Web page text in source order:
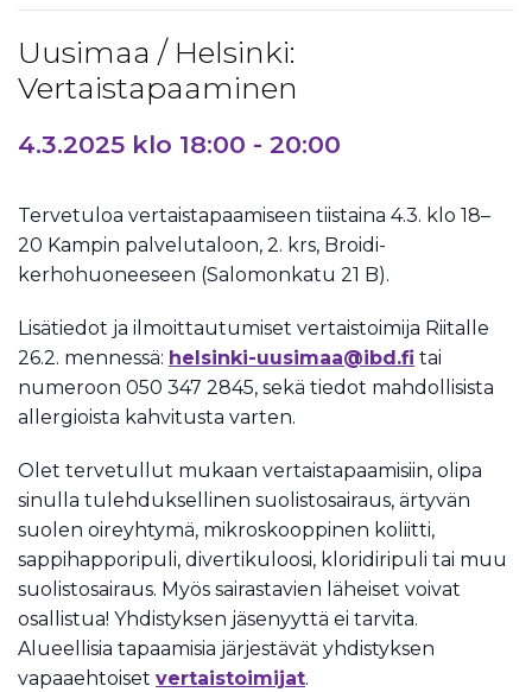
Uusimaa / Helsinki:
Vertaistapaaminen
4.3.2025 klo 18:00 - 20:00
Tervetuloa vertaistapaamiseen tiistaina 4.3. klo 18–
20 Kampin palvelutaloon, 2. krs, Broidi-
kerhohuoneeseen (Salomonkatu 21 B).
Lisätiedot ja ilmoittautumiset vertaistoimija Riitalle
26.2. mennessä: helsinki-uusimaa@ibd.fi tai
numeroon 050 347 2845, sekä tiedot mahdollisista
allergioista kahvitusta varten.
Olet tervetullut mukaan vertaistapaamisiin, olipa
sinulla tulehduksellinen suolistosairaus, ärtyvän
suolen oireyhtymä, mikroskooppinen koliitti,
sappihapporipuli, divertikuloosi, kloridiripuli tai muu
suolistosairaus. Myös sairastavien läheiset voivat
osallistua! Yhdistyksen jäsenyyttä ei tarvita.
Alueellisia tapaamisia järjestävät yhdistyksen
vapaaehtoiset vertaistoimijat.